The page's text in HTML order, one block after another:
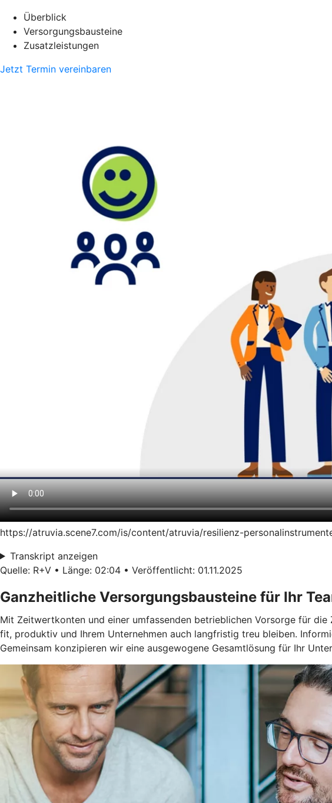
Überblick
Versorgungsbausteine
Zusatzleistungen
Jetzt Termin vereinbaren
https://atruvia.scene7.com/is/content/atruvia/resilienz-
Transkript anzeigen
Quelle: R+V • Länge: 02:04 • Veröffentlicht: 01.11.2025
Ganzheitliche Versorgungsbausteine für Ihr
Mit Zeitwertkonten und einer umfassenden betrieblichen Vorsorge für
fit, produktiv und Ihrem Unternehmen auch langfristig treu bleiben.
Gemeinsam konzipieren wir eine ausgewogene Gesamtlösung für Ihr